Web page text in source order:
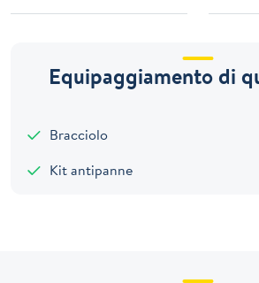
Equipaggiamento di
Bracciolo
Kit antipanne